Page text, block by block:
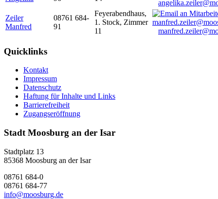
Zeiler
Manfred
08761 684-
91
Feyerabendhaus,
1. Stock, Zimmer
11
Quicklinks
Kontakt
Impressum
Datenschutz
Haftung für Inhalte und Links
Barrierefreiheit
Zugangseröffnung
Stadt Moosburg an der Isar
Stadtplatz 13
85368 Moosburg an der Isar
08761 684-0
08761 684-77
info@moosburg.de